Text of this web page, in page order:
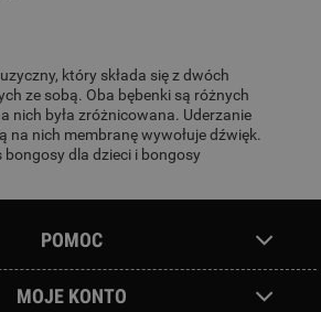
który składa się z dwóch
ze sobą. Oba bębenki są różnych
nich była zróżnicowana. Uderzanie
na nich membranę wywołuje dźwięk.
dla dzieci i bongosy
POMOC
MOJE KONTO